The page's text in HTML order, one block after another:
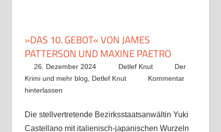
»DAS 10. GEBOT« VON JAMES
PATTERSON UND MAXINE PAETRO
26. Dezember 2024 Detlef Knut
Der
Krimi und mehr blog
Detlef Knut
Kommentar
hinterlassen
Die stellvertretende Bezirksstaatsanwältin Yuki
Castellano mit italienisch-japanischen Wurzeln